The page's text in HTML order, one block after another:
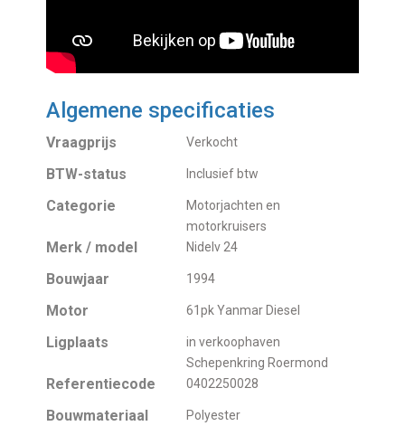
Algemene specificaties
Vraagprijs Verkocht
BTW-status Inclusief btw
Categorie
Motorjachten en
motorkruisers
Merk / model Nidelv 24
Bouwjaar 1994
Motor 61pk Yanmar Diesel
Ligplaats
in verkoophaven
Schepenkring Roermond
Referentiecode 0402250028
Bouwmateriaal Polyester